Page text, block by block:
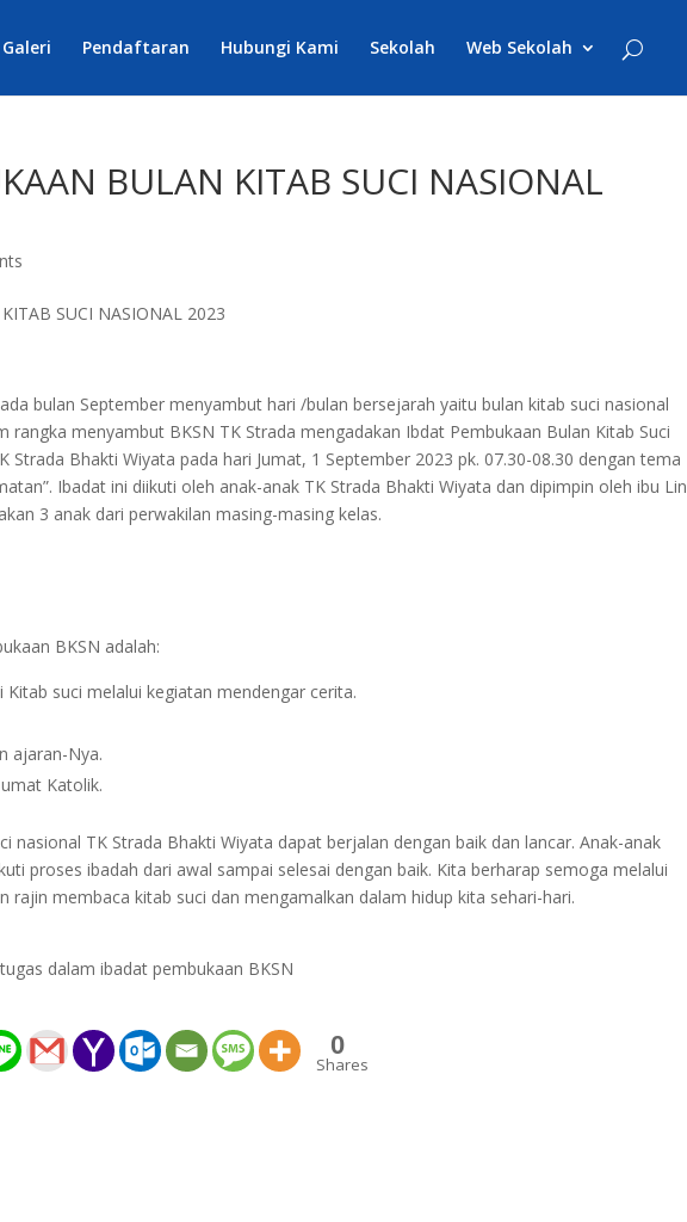
Galeri Pendaftaran Hubungi Kami Sekolah Web Sekolah
BULAN KITAB SUCI NASIONAL
bulan September menyambut hari /bulan bersejarah yaitu bulan kitab suci nasional
rangka menyambut BKSN TK Strada mengadakan Ibdat Pembukaan Bulan Kitab Suci
Strada Bhakti Wiyata pada hari Jumat, 1 September 2023 pk. 07.30-08.30 dengan tema
Ibadat ini diikuti oleh anak-anak TK Strada Bhakti Wiyata dan dipimpin oleh ibu Lin
3 anak dari perwakilan masing-masing kelas.
BKSN adalah:
suci melalui kegiatan mendengar cerita.
ajaran-Nya.
Katolik.
nasional TK Strada Bhakti Wiyata dapat berjalan dengan baik dan lancar. Anak-anak
proses ibadah dari awal sampai selesai dengan baik. Kita berharap semoga melalui
rajin membaca kitab suci dan mengamalkan dalam hidup kita sehari-hari.
dalam ibadat pembukaan BKSN
0
Shares